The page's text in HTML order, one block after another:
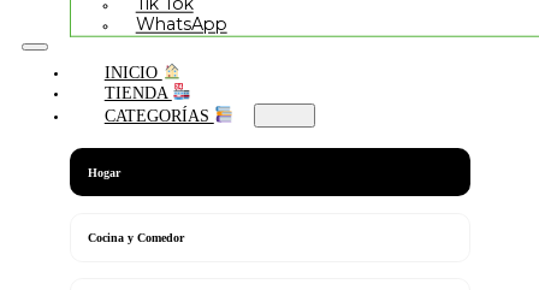
WhatsApp
INICIO
TIENDA
CATEGORÍAS
Hogar
Cocina y Comedor